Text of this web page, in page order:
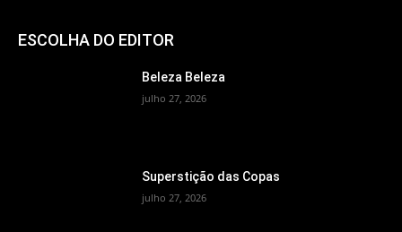
ESCOLHA DO EDITOR
Beleza Beleza
julho 27, 2026
Superstição das Copas
julho 27, 2026